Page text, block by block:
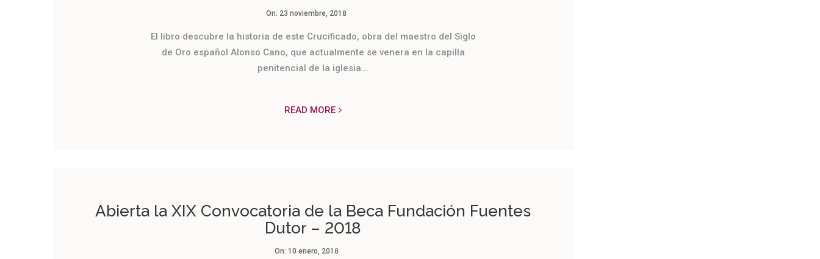
On: 23 noviembre, 2018
El libro descubre la historia de este Crucificado, obra del maestro del Siglo
de Oro español Alonso Cano, que actualmente se venera en la capilla
penitencial de la iglesia...
READ MORE
Abierta la XIX Convocatoria de la Beca Fundación Fuentes
Dutor – 2018
On: 10 enero, 2018